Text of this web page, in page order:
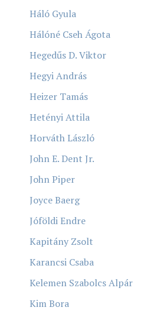
Háló Gyula
Hálóné Cseh Ágota
Hegedűs D. Viktor
Hegyi András
Heizer Tamás
Hetényi Attila
Horváth László
John E. Dent Jr.
John Piper
Joyce Baerg
Jóföldi Endre
Kapitány Zsolt
Karancsi Csaba
Kelemen Szabolcs Alpár
Kim Bora